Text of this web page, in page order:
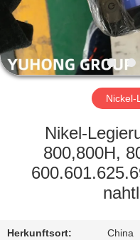
ÜBER
UNS
FABRIK-
AUSFLUG
Nickel-
Nikel-
800,800H,
Herkunftsort: China